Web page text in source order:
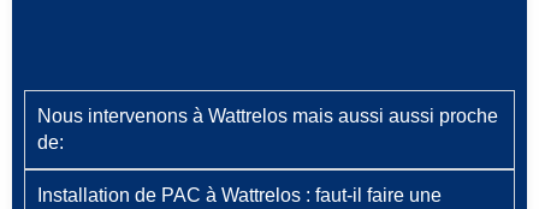
Nous intervenons à Wattrelos mais aussi aussi proche
de:
Installation de PAC à Wattrelos : faut‑il faire une